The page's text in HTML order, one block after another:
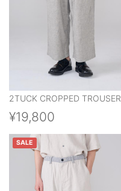
2TUCK CROPPED TROUSER
¥19,800
SALE